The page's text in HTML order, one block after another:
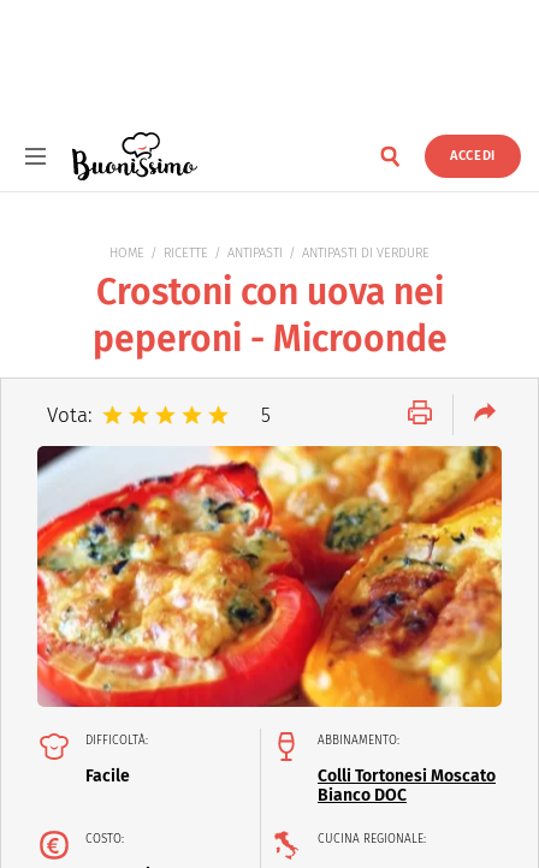
ACCEDI
HOME RICETTE ANTIPASTI ANTIPASTI DI VERDURE
Crostoni con uova nei
peperoni - Microonde
Vota: 5
DIFFICOLTÀ:
Facile
ABBINAMENTO:
Colli Tortonesi Moscato
Bianco DOC
COSTO: CUCINA REGIONALE: